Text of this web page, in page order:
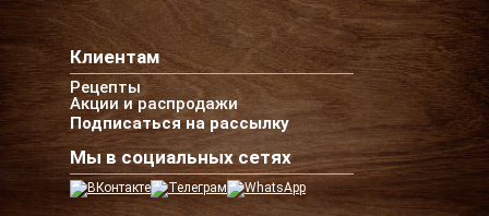
Клиентам
Рецепты
Акции и распродажи
Подписаться на рассылку
Мы в социальных сетях